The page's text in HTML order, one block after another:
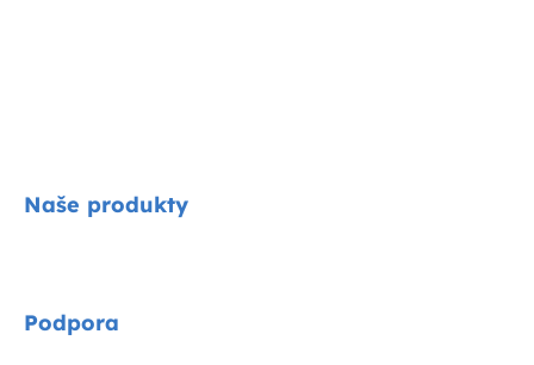
Naše produkty
Podpora